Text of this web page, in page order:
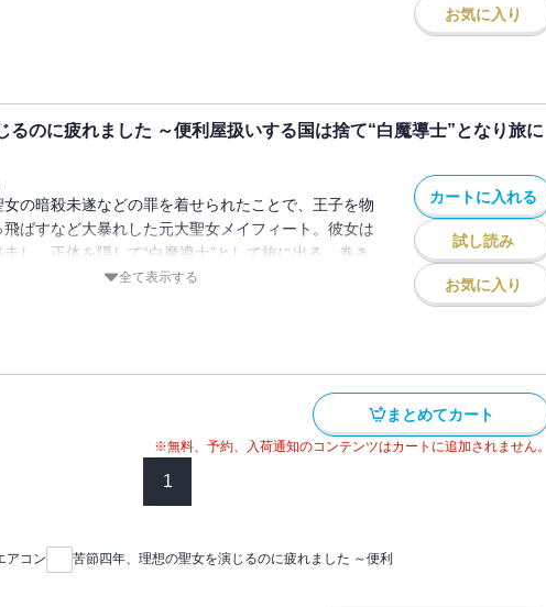
ライズ！
お気に入り
るのに疲れました ～便利屋扱いする国は捨て“白魔導士”となり旅に
女の暗殺未遂などの罪を着せられたことで、王子を物
ばすなど大暴れした元大聖女メイフィート。彼女は
走し、正体を隠して“白魔導士”として旅に出る。巻き
人たちの騒動を解決し、一息つけるかと思いきや、辿
による冒険漫喫ファンタジー、第２弾！
全て表示する
カートに入れる
試し読み
お気に入り
まとめてカート
※無料、予約、入荷通知のコンテンツはカートに追加されません。
1
アコン 苦節四年、理想の聖女を演じるのに疲れました ～便利